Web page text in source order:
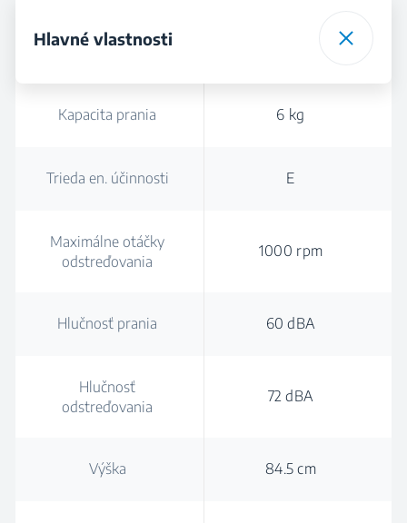
Hlavné vlastnosti
Kapacita prania 6 kg
Trieda en. účinnosti E
Maximálne otáčky
odstreďovania
1000 rpm
Hlučnosť prania 60 dBA
Hlučnosť
odstreďovania
72 dBA
Výška 84.5 cm